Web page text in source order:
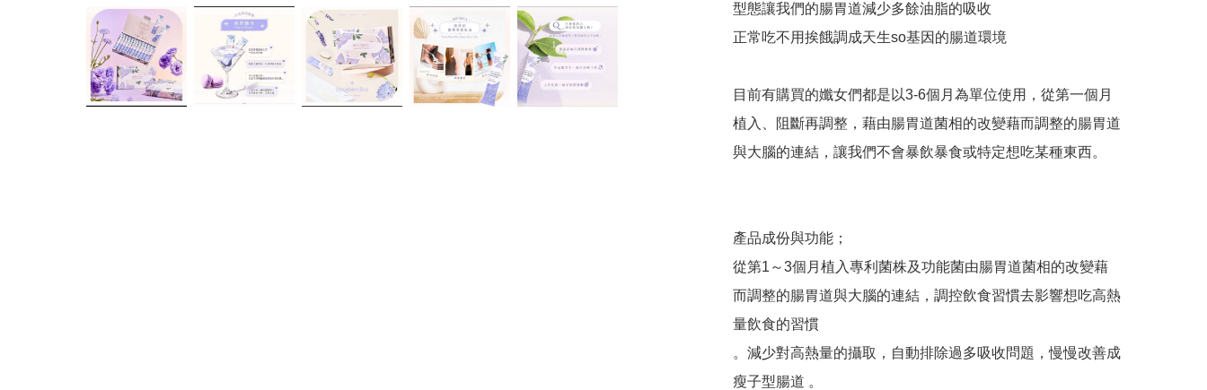
型態讓我們的腸胃道減少多餘油脂的吸收
正常吃不用挨餓調成天生so基因的腸道環境
目前有購買的孅女們都是以3-6個月為單位使用，從第一個月
植入、阻斷再調整，藉由腸胃道菌相的改變藉而調整的腸胃道
與大腦的連結，讓我們不會暴飲暴食或特定想吃某種東西。
產品成份與功能；
從第1～3個月植入專利菌株及功能菌由腸胃道菌相的改變藉
而調整的腸胃道與大腦的連結，調控飲食習慣去影響想吃高熱
量飲食的習慣
。減少對高熱量的攝取，自動排除過多吸收問題，慢慢改善成
瘦子型腸道 。